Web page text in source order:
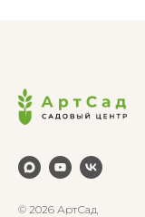
© 2026 АртСад